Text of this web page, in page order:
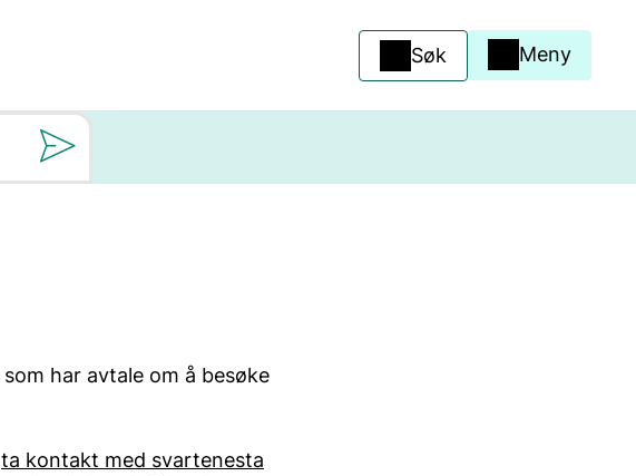
Søk Meny
har avtale om å besøke
ta kontakt med svartenesta